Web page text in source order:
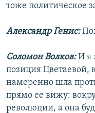
тоже политическое
Александр Генис:
Соломон Волков:И я
позиция Цветаевой,
намеренно шла
прямо ее вижу:
революции, а она